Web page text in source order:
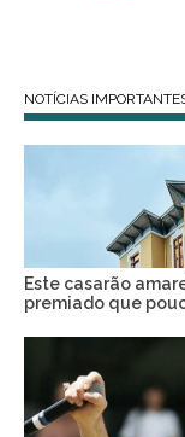
NOTÍCIAS
Este casarão
premiado que